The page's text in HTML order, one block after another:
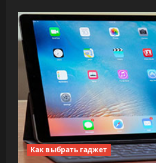
Как выбрать гаджет